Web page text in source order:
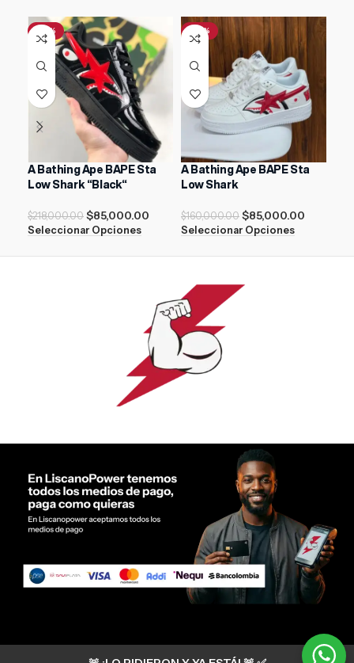
-61%
A Bathing Ape BAPE Sta
Low Shark “Black“
$218,000.00 $85,000.00
Seleccionar Opciones
-47%
A Bathing Ape BAPE Sta
Low Shark
$160,000.00 $85,000.00
Seleccionar Opciones